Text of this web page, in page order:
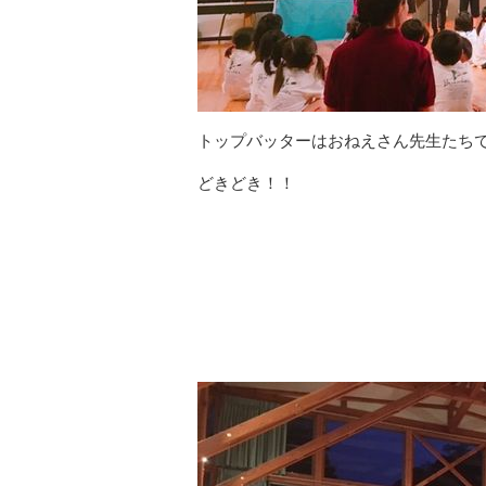
トップバッターはおねえさん先生たち
どきどき！！